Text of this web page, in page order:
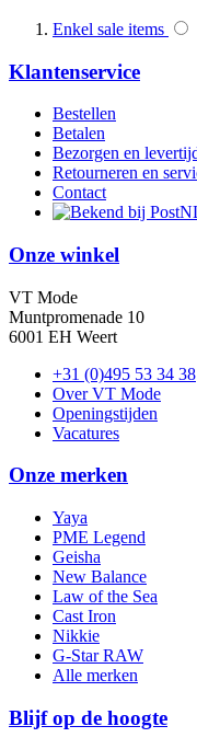
Enkel sale items
Klantenservice
Bestellen
Betalen
Bezorgen en
Retourneren en
Contact
Onze winkel
VT Mode
Muntpromenade 10
6001 EH Weert
+31 (0)495 53 34 38
Over VT Mode
Openingstijden
Vacatures
Onze merken
Yaya
PME Legend
Geisha
New Balance
Law of the Sea
Cast Iron
Nikkie
G-Star RAW
Alle merken
Blijf op de hoogte